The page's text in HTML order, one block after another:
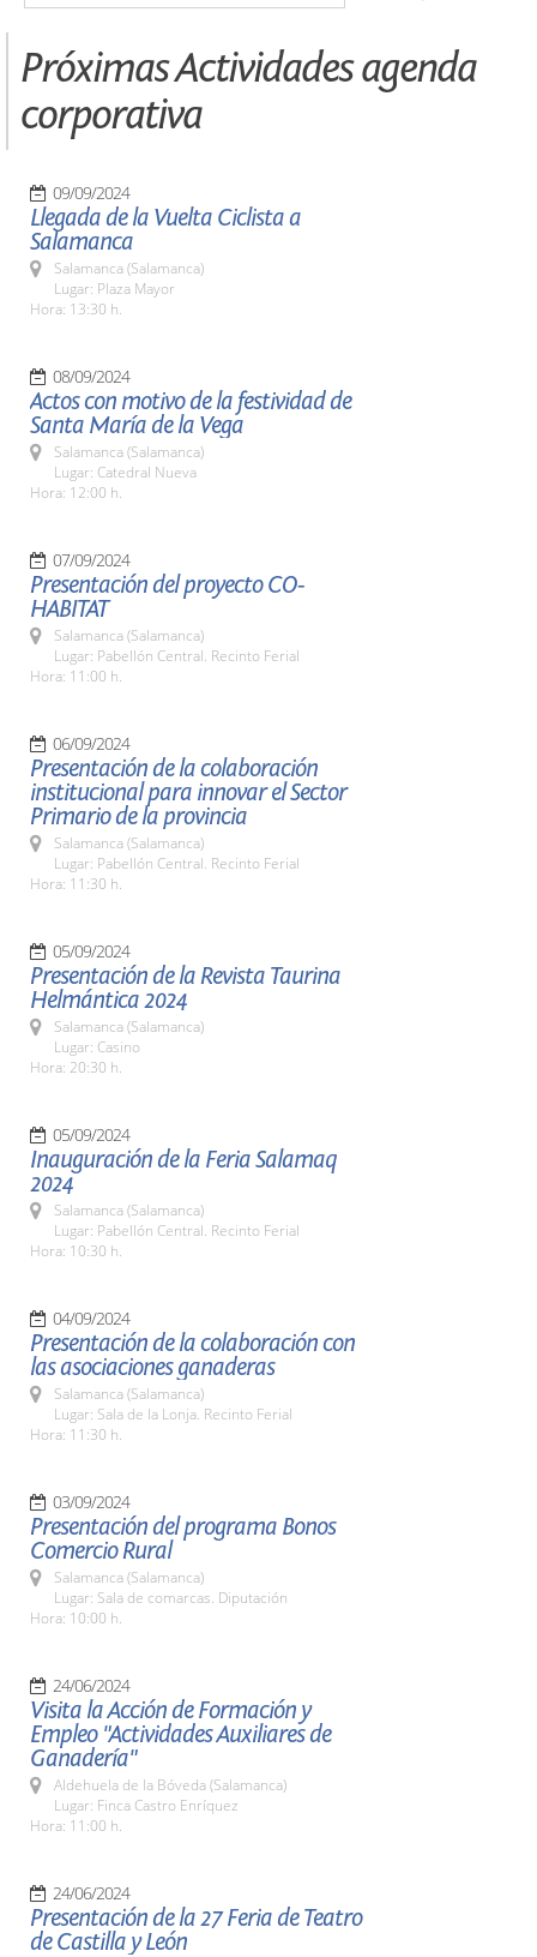
Próximas Actividades agenda
corporativa
09/09/2024
Llegada de la Vuelta Ciclista a
Salamanca
Salamanca (Salamanca)
Lugar: Plaza Mayor
Hora: 13:30 h.
08/09/2024
Actos con motivo de la festividad de
Santa María de la Vega
Salamanca (Salamanca)
Lugar: Catedral Nueva
Hora: 12:00 h.
07/09/2024
Presentación del proyecto CO-
HABITAT
Salamanca (Salamanca)
Lugar: Pabellón Central. Recinto Ferial
Hora: 11:00 h.
06/09/2024
Presentación de la colaboración
institucional para innovar el Sector
Primario de la provincia
Salamanca (Salamanca)
Lugar: Pabellón Central. Recinto Ferial
Hora: 11:30 h.
05/09/2024
Presentación de la Revista Taurina
Helmántica 2024
Salamanca (Salamanca)
Lugar: Casino
Hora: 20:30 h.
05/09/2024
Inauguración de la Feria Salamaq
2024
Salamanca (Salamanca)
Lugar: Pabellón Central. Recinto Ferial
Hora: 10:30 h.
04/09/2024
Presentación de la colaboración con
las asociaciones ganaderas
Salamanca (Salamanca)
Lugar: Sala de la Lonja. Recinto Ferial
Hora: 11:30 h.
03/09/2024
Presentación del programa Bonos
Comercio Rural
Salamanca (Salamanca)
Lugar: Sala de comarcas. Diputación
Hora: 10:00 h.
24/06/2024
Visita la Acción de Formación y
Empleo "Actividades Auxiliares de
Ganadería"
Aldehuela de la Bóveda (Salamanca)
Lugar: Finca Castro Enríquez
Hora: 11:00 h.
24/06/2024
Presentación de la 27 Feria de Teatro
de Castilla y León